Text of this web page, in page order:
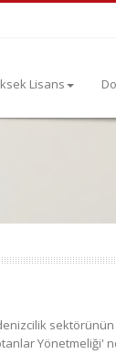
Lisans
Yönetmeliği'